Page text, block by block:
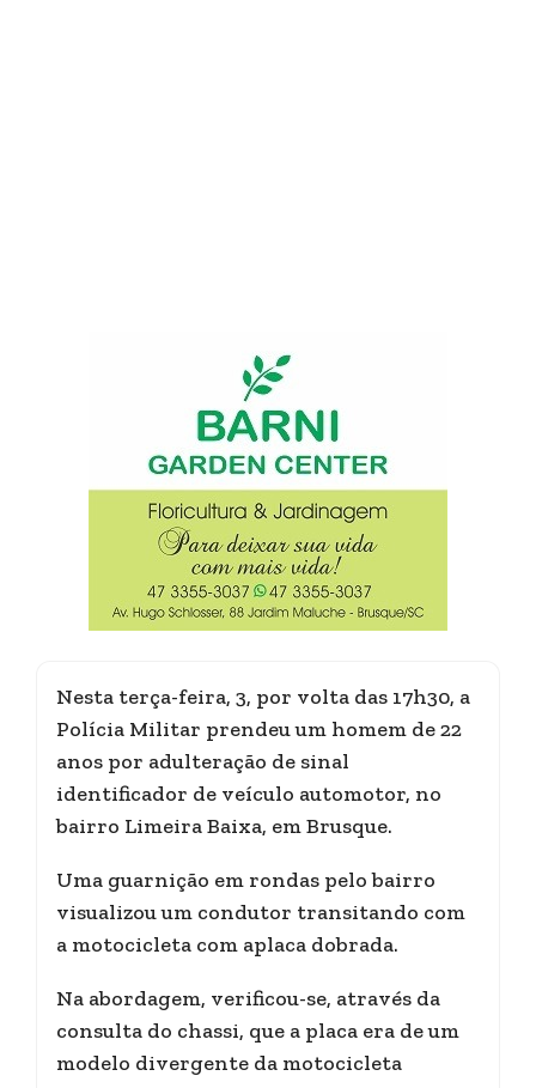
Nesta terça-feira, 3, por volta das 17h30, a
Polícia Militar prendeu um homem de 22
anos por adulteração de sinal
identificador de veículo automotor, no
bairro Limeira Baixa, em Brusque.
Uma guarnição em rondas pelo bairro
visualizou um condutor transitando com
a motocicleta com aplaca dobrada.
Na abordagem, verificou-se, através da
consulta do chassi, que a placa era de um
modelo divergente da motocicleta